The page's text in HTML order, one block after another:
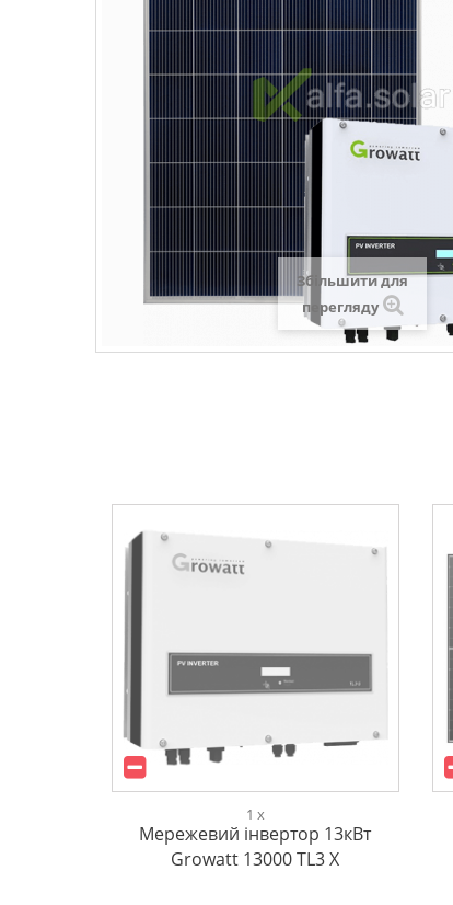
Збільшити для
перегляду
1 x
Мережевий інвертор 13кВт
Growatt 13000 TL3 X